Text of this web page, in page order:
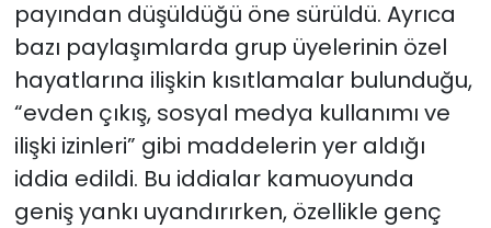
payından düşüldüğü öne sürüldü. Ayrıca
bazı paylaşımlarda grup üyelerinin özel
hayatlarına ilişkin kısıtlamalar bulunduğu,
“evden çıkış, sosyal medya kullanımı ve
ilişki izinleri” gibi maddelerin yer aldığı
iddia edildi. Bu iddialar kamuoyunda
geniş yankı uyandırırken, özellikle genç